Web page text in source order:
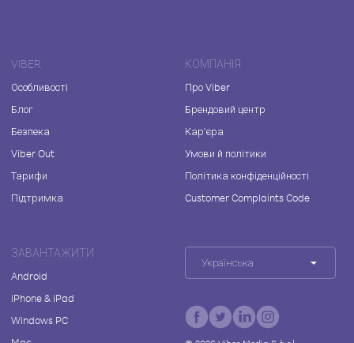
VIBER
Особливості
Блог
Безпека
Viber Out
Тарифи
Підтримка
КОМПАНІЯ
Про Viber
Брендовий центр
Кар'єра
Умови й політики
Політика конфіденційності
Customer Complaints Code
ЗАВАНТАЖИТИ
Android
iPhone & iPad
Windows PC
Українська